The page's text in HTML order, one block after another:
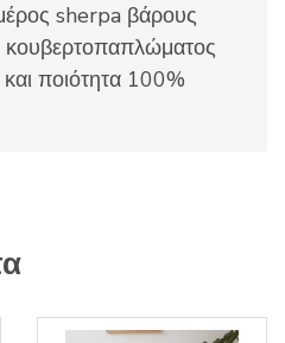
sherpa βάρους
ποιότητα 100%